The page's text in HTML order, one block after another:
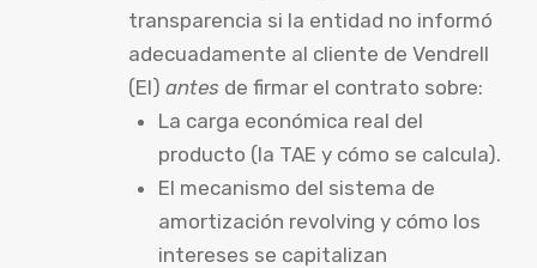
transparencia si la entidad no informó
adecuadamente al cliente de Vendrell
(El) antes de firmar el contrato sobre:
La carga económica real del
producto (la TAE y cómo se calcula).
El mecanismo del sistema de
amortización revolving y cómo los
intereses se capitalizan